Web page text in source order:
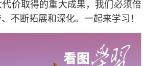
价取得的重大成果，我们必须倍
不断拓展和深化。一起来学习！